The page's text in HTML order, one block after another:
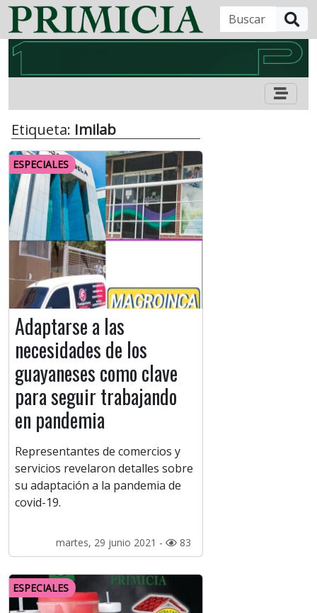
Etiqueta: Imilab
ESPECIALES
Adaptarse a las
necesidades de los
guayaneses como clave
para seguir trabajando
en pandemia
Representantes de comercios y
servicios revelaron detalles sobre
su adaptación a la pandemia de
covid-19.
martes, 29 junio 2021 - 83
ESPECIALES